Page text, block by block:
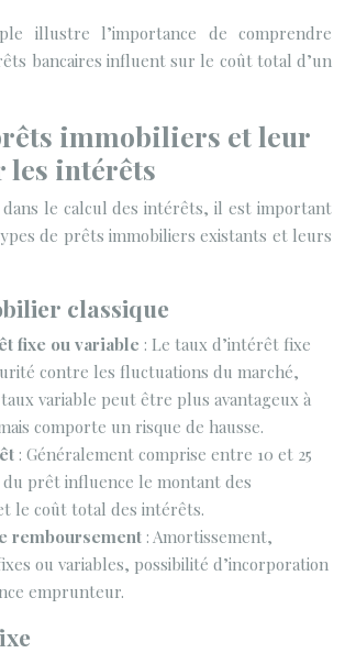
illustre l’importance de comprendre
bancaires influent sur le coût total d’un
immobiliers et leur
les intérêts
le calcul des intérêts, il est important
de prêts immobiliers existants et leurs
classique
fixe ou variable : Le taux d’intérêt fixe
contre les fluctuations du marché,
variable peut être plus avantageux à
comporte un risque de hausse.
: Généralement comprise entre 10 et 25
prêt influence le montant des
le coût total des intérêts.
remboursement : Amortissement,
ou variables, possibilité d’incorporation
emprunteur.